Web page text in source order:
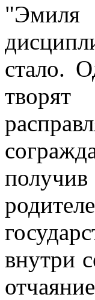
стало.
внутри